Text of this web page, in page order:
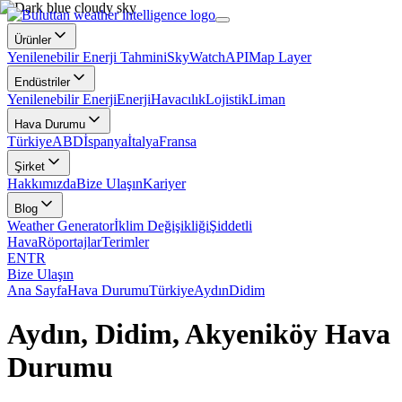
Ürünler
Yenilenebilir Enerji TahminiSkyWatchAPIMap Layer
Endüstriler
Yenilenebilir EnerjiEnerjiHavacılıkLojistikLiman
Hava Durumu
TürkiyeABDİspanyaİtalyaFransa
Şirket
HakkımızdaBize UlaşınKariyer
Blog
Weather Generatorİklim DeğişikliğiŞiddetli
HavaRöportajlarTerimler
ENTR
Bize Ulaşın
Ana SayfaHava DurumuTürkiyeAydınDidim
Aydın, Didim, Akyeniköy Hava
Durumu